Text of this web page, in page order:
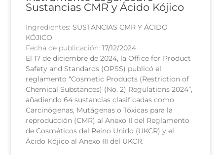
Sustancias CMR y Ácido Kójico
Ingredientes: SUSTANCIAS CMR Y ÁCIDO
KÓJICO
Fecha de publicación:17/12/2024
El 17 de diciembre de 2024, la Office for Product
Safety and Standards (OPSS) publicó el
reglamento “Cosmetic Products (Restriction of
Chemical Substances) (No. 2) Regulations 2024”,
añadiendo 64 sustancias clasificadas como
Carcinógenas, Mutágenas o Tóxicas para la
reproducción (CMR) al Anexo II del Reglamento
de Cosméticos del Reino Unido (UKCR) y el
Ácido Kójico al Anexo III del UKCR.